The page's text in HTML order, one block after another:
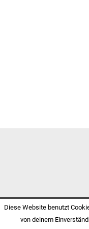
Diese Website benutzt
von deinem